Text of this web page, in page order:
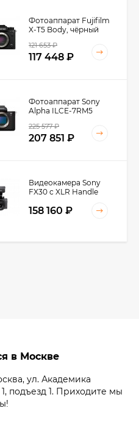
В 1 КЛИК
Фотоаппарат Fujifilm
X-T5 Body, чёрный
121 653
117 448
Фотоаппарат Sony
Alpha ILCE-7RM5
225 577
207 851
Видеокамера Sony
FX30 c XLR Handle
158 160
PXW-Z90, черный
в Москве
ул. Академика
1, подъезд 1. Приходите мы